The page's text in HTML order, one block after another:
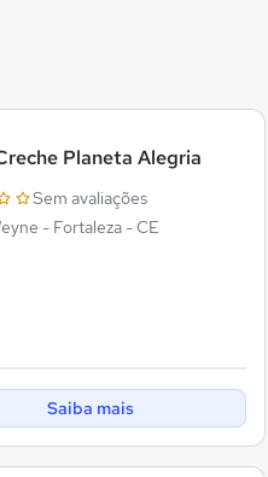
Planeta Alegria
Sem avaliações
- Fortaleza - CE
Saiba mais